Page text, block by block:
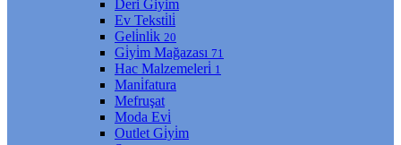
Deri̇ Gi̇yi̇m
Ev Teksti̇li̇
Geli̇nli̇k 20
Gi̇yi̇m Mağazası 71
Hac Malzemeleri̇ 1
Mani̇fatura
Mefruşat
Moda Evi̇
Outlet Gi̇yi̇m